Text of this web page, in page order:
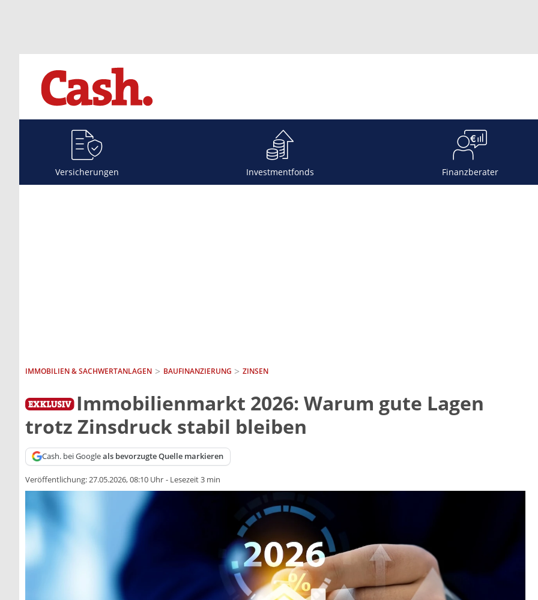
Versicherungen Investmentfonds Finanzberater
IMMOBILIEN & SACHWERTANLAGEN BAUFINANZIERUNG ZINSEN
Immobilienmarkt 2026: Warum gute Lagen
trotz Zinsdruck stabil bleiben
Cash. bei Googleals bevorzugte Quelle markieren
Veröffentlichung:27.05.2026, 08:10 Uhr - Lesezeit 3 min